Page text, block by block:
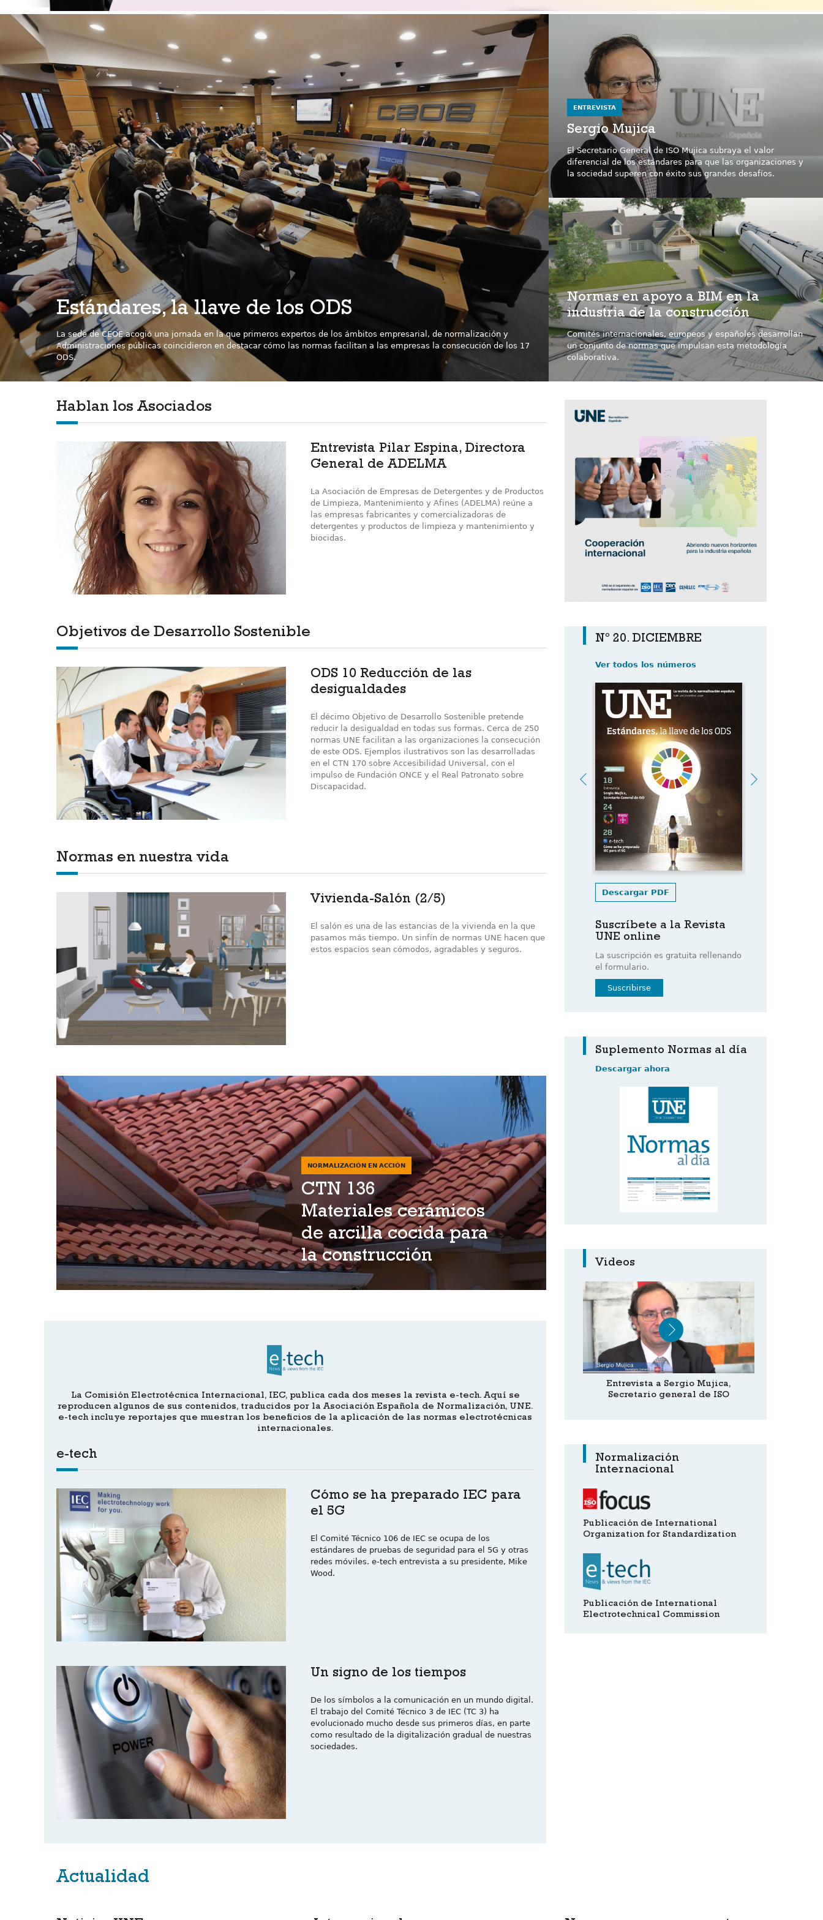
Estándares, la llave de los ODS
La sede de CEOE acogió una jornada en la que primeros expertos de los ámbitos empresarial, de normalización y
Administraciones públicas coincidieron en destacar cómo las normas facilitan a las empresas la consecución de los 17
ODS.
ENTREVISTA
Sergio Mujica
El Secretario General de ISO Mujica subraya el valor
diferencial de los estándares para que las organizaciones y
la sociedad superen con éxito sus grandes desafíos.
Normas en apoyo a BIM en la
industria de la construcción
Comités internacionales, europeos y españoles desarrollan
un conjunto de normas que impulsan esta metodología
colaborativa.
Nº 20. DICIEMBRE
Ver todos los números
Descargar PDF
Suscríbete a la Revista
UNE online
La suscripción es gratuita rellenando
el formulario.
Suscribirse
Suplemento Normas al día
Descargar ahora
Videos
Entrevista a Sergio Mujica,
Secretario general de ISO
Normalización
Internacional
Publicación de International
Organization for Standardization
Publicación de International
Electrotechnical Commission
Hablan los Asociados
Entrevista Pilar Espina, Directora
General de ADELMA
La Asociación de Empresas de Detergentes y de Productos
de Limpieza, Mantenimiento y Afines (ADELMA) reúne a
las empresas fabricantes y comercializadoras de
detergentes y productos de limpieza y mantenimiento y
biocidas.
Objetivos de Desarrollo Sostenible
ODS 10 Reducción de las
desigualdades
El décimo Objetivo de Desarrollo Sostenible pretende
reducir la desigualdad en todas sus formas. Cerca de 250
normas UNE facilitan a las organizaciones la consecución
de este ODS. Ejemplos ilustrativos son las desarrolladas
en el CTN 170 sobre Accesibilidad Universal, con el
impulso de Fundación ONCE y el Real Patronato sobre
Discapacidad.
Normas en nuestra vida
Vivienda-Salón (2/5)
El salón es una de las estancias de la vivienda en la que
pasamos más tiempo. Un sinfín de normas UNE hacen que
estos espacios sean cómodos, agradables y seguros.
NORMALIZACIÓN EN ACCIÓN
CTN 136
Materiales cerámicos
de arcilla cocida para
la construcción
La Comisión Electrotécnica Internacional, IEC, publica cada dos meses la revista e-tech. Aquí se
reproducen algunos de sus contenidos, traducidos por la Asociación Española de Normalización, UNE.
e-tech incluye reportajes que muestran los beneficios de la aplicación de las normas electrotécnicas
internacionales.
e-tech
Cómo se ha preparado IEC para
el 5G
El Comité Técnico 106 de IEC se ocupa de los
estándares de pruebas de seguridad para el 5G y otras
redes móviles. e-tech entrevista a su presidente, Mike
Wood.
Un signo de los tiempos
De los símbolos a la comunicación en un mundo digital.
El trabajo del Comité Técnico 3 de IEC (TC 3) ha
evolucionado mucho desde sus primeros días, en parte
como resultado de la digitalización gradual de nuestras
sociedades.
Actualidad